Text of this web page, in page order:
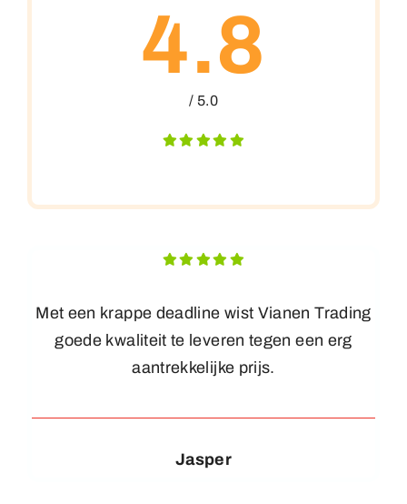
4.8
/ 5.0
Met een krappe deadline wist Vianen Trading
goede kwaliteit te leveren tegen een erg
aantrekkelijke prijs.
Jasper